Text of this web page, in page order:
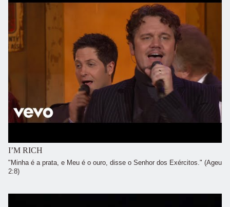
I’M RICH
"Minha é a prata, e Meu é o ouro, disse o Senhor dos Exércitos." (Ageu
2:8)